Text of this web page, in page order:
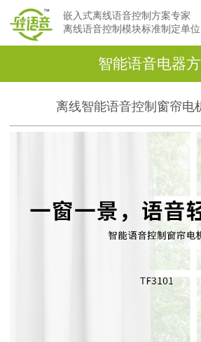
嵌入式离线语音控制方案专家
离线语音控制模块标准制定单位
智能语音电器
离线智能语音控制窗帘电